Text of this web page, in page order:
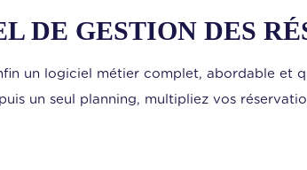
DE GESTION DES
un logiciel métier complet, abordable et
un seul planning, multipliez vos